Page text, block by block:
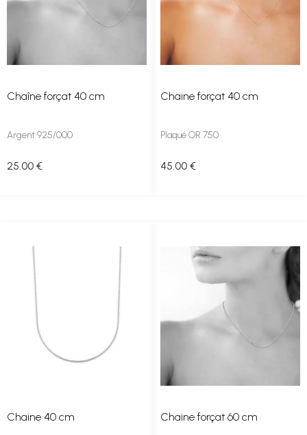
Chaîne forçat 40 cm
Argent 925/000
25 .00 €
Chaine forçat 40 cm
Plaqué OR 750
45 .00 €
Chaine 40 cm Chaine forçat 60 cm